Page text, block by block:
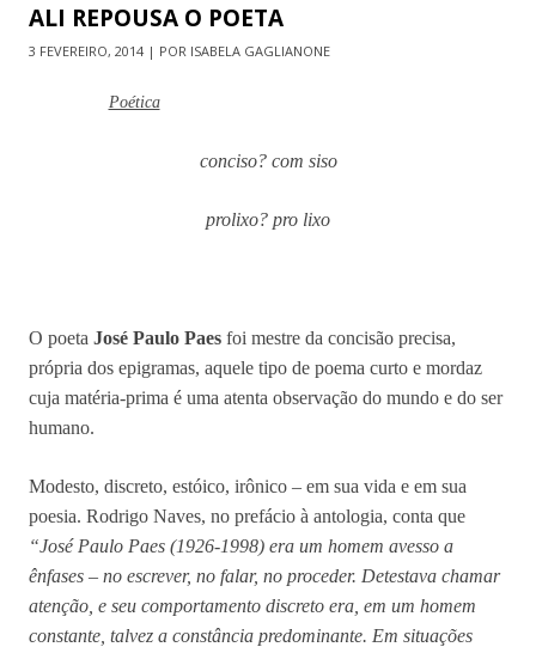
ALI REPOUSA O POETA
3 FEVEREIRO, 2014 | POR ISABELA GAGLIANONE
Poética
conciso? com siso
prolixo? pro lixo
O poeta José Paulo Paes foi mestre da concisão precisa,
própria dos epigramas, aquele tipo de poema curto e mordaz
cuja matéria-prima é uma atenta observação do mundo e do ser
humano.
Modesto, discreto, estóico, irônico – em sua vida e em sua
poesia. Rodrigo Naves, no prefácio à antologia, conta que
“José Paulo Paes (1926-1998) era um homem avesso a
ênfases – no escrever, no falar, no proceder. Detestava chamar
atenção, e seu comportamento discreto era, em um homem
constante, talvez a constância predominante. Em situações